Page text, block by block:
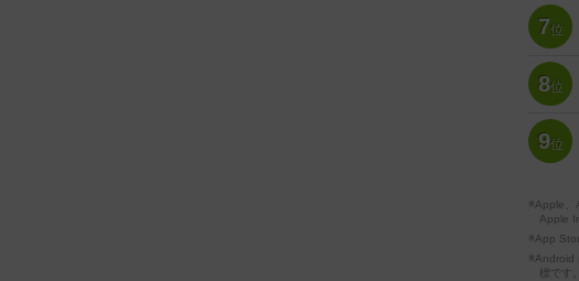
7位
8位
9位
※Apple、
Apple
※App
※Android
標です。